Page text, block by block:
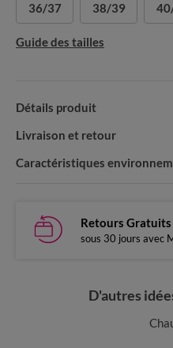
36/37 38/39
Guide des tailles
Détails produit
Livraison et retour
Caractéristiques
Retours Gratuits
sous 30 jours avec
D'autres